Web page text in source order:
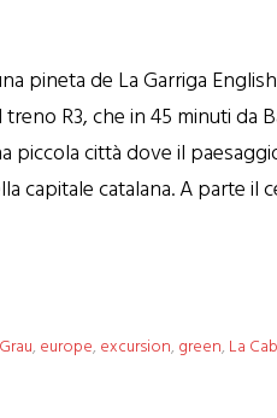
pineta de La Garriga
R3, che in 45 minuti da
piccola città dove il
capitale catalana. A parte il
, europe, excursion, green, La